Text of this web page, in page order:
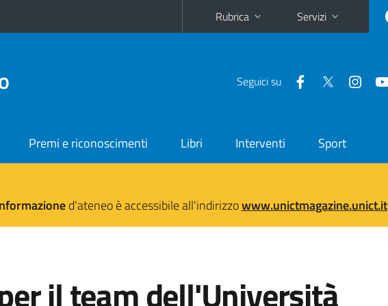
Rubrica Servizi
Seguici su
Premi e riconoscimenti Libri Interventi Sport
d'ateneo è accessibile all'indirizzowww.unictmagazine.unict.it
il team dell'Università